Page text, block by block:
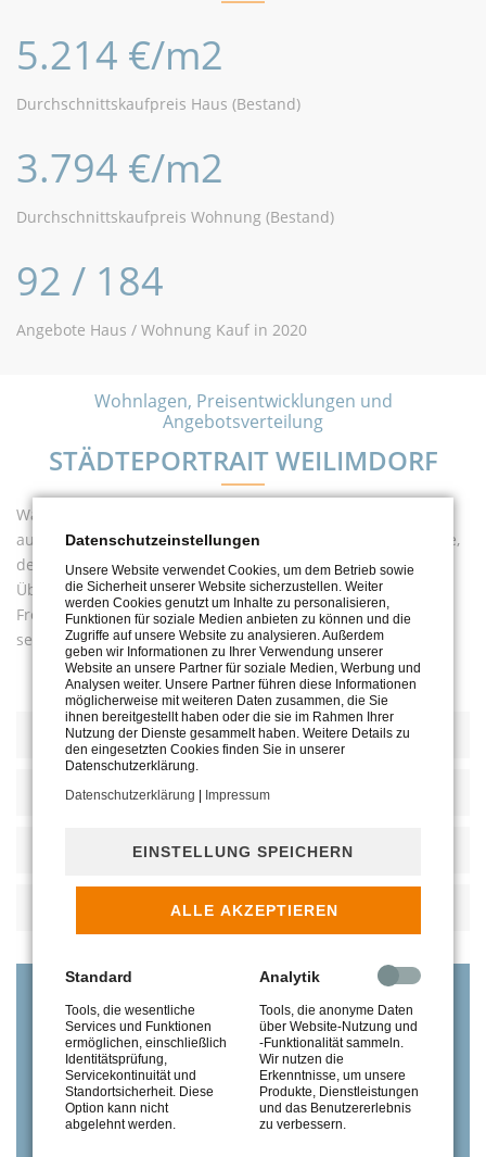
5.214 €/m2
Durchschnittskaufpreis Haus (Bestand)
3.794 €/m2
Durchschnittskaufpreis Wohnung (Bestand)
92 / 184
Angebote Haus / Wohnung Kauf in 2020
Wohnlagen, Preisentwicklungen und
Angebotsverteilung
STÄDTEPORTRAIT WEILIMDORF
Was hat Weilimdorf zu bieten? Das erfahren Sie in unserem
ausführlichen Städteportrait. Neben Informationen zur Lage,
der Historie und dem Verkehr erhalten Sie auch einen
Überblick zu den Einkaufsmöglichkeiten, der
Freizeitgestaltung, den regelmäßigen Veranstaltungen und
selbstverständlich zum Thema Familie und Kinder.
DIE STADT
FAMILIE & KINDER
FREIZEITGESTALTUNG
Kostenlose Anmeldung
LESEN SIE ALLE INFORMATIONEN
IM MARKTBERICHT 2020
Datenschutzeinstellungen
Unsere Website verwendet Cookies, um dem Betrieb sowie
die Sicherheit unserer Website sicherzustellen. Weiter
werden Cookies genutzt um Inhalte zu personalisieren,
Funktionen für soziale Medien anbieten zu können und die
Zugriffe auf unsere Website zu analysieren. Außerdem
geben wir Informationen zu Ihrer Verwendung unserer
Website an unsere Partner für soziale Medien, Werbung und
Analysen weiter. Unsere Partner führen diese Informationen
möglicherweise mit weiteren Daten zusammen, die Sie
ihnen bereitgestellt haben oder die sie im Rahmen Ihrer
Nutzung der Dienste gesammelt haben. Weitere Details zu
den eingesetzten Cookies finden Sie in unserer
Datenschutzerklärung.
Datenschutzerklärung | Impressum
EINSTELLUNG SPEICHERN
ALLE AKZEPTIEREN
Standard
Tools, die wesentliche
Services und Funktionen
ermöglichen, einschließlich
Identitätsprüfung,
Servicekontinuität und
Standortsicherheit. Diese
Option kann nicht
abgelehnt werden.
Analytik
Tools, die anonyme Daten
über Website-Nutzung und
-Funktionalität sammeln.
Wir nutzen die
Erkenntnisse, um unsere
Produkte, Dienstleistungen
und das Benutzererlebnis
zu verbessern.